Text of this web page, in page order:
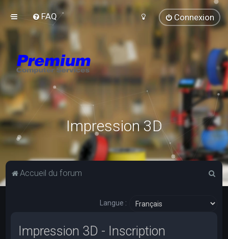
FAQ Connexion
Impression 3D
Accueil du forum
Langue :
Impression 3D - Inscription